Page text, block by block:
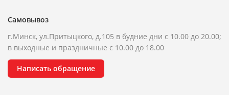
Самовывоз
г.Минск, ул.Притыцкого, д.105 в будние дни с 10.00 до 20.00;
в выходные и праздничные с 10.00 до 18.00
Написать обращение